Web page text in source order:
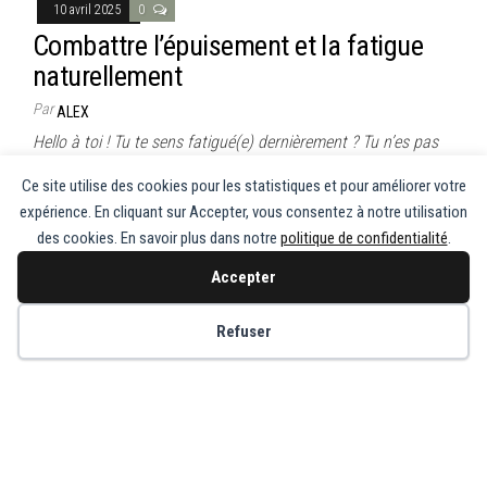
Ce site utilise des cookies pour les statistiques et pour améliorer votre
expérience. En cliquant sur Accepter, vous consentez à notre utilisation
des cookies. En savoir plus dans notre politique de confidentialité.
Accepter
Refuser
10 avril 2025 0
Combattre l’épuisement et la fatigue
naturellement
ParALEX
Hello à toi ! Tu te sens fatigué(e) dernièrement ? Tu n’es pas
Pagination
publications
1 2 … 18 Suivant
Copyright © Recette de Grand-Mère